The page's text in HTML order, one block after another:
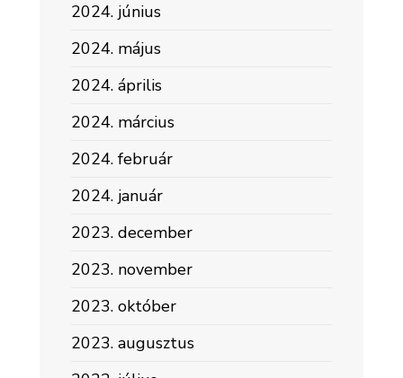
2024. június
2024. május
2024. április
2024. március
2024. február
2024. január
2023. december
2023. november
2023. október
2023. augusztus